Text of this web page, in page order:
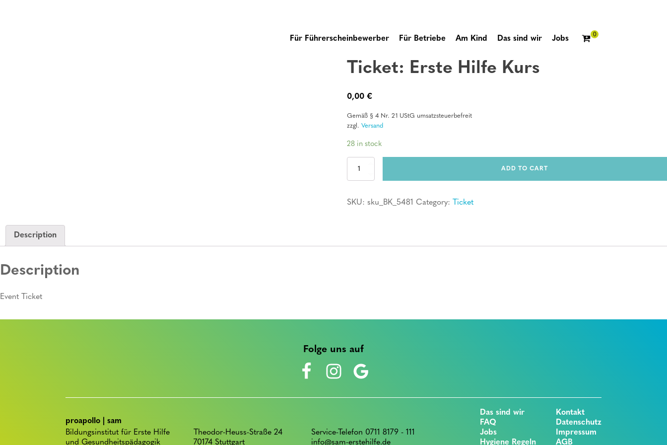
Für Führerscheinbewerber Für Betriebe Am Kind Das sind wir Jobs
Ticket: Erste Hilfe Kurs
0,00 €
Gemäß § 4 Nr. 21 UStG umsatzsteuerbefreit
zzgl. Versand
28 in stock
Ticket:
quantity
ADD TO CART
SKU: sku_BK_5481 Category: Ticket
Description
Description
Event Ticket
Folge uns auf
proapollo | sam
Bildungsinstitut für Erste Hilfe
und Gesundheitspädagogik
Theodor-Heuss-Straße 24
70174 Stuttgart
Service-Telefon 0711 8179 - 111
info@sam-erstehilfe.de
Das sind wir
FAQ
Jobs
Hygiene Regeln
Kontakt
Datenschutz
Impressum
AGB